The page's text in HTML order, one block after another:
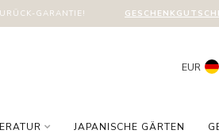
GARANTIE!
EUR
JAPANISCHE GÄRTEN